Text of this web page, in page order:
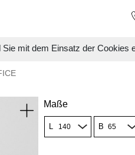
mit dem Einsatz der Cookies
Maße
L B